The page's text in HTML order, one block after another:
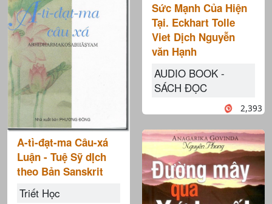
A-tì-đạt-ma Câu-xá
Luận - Tuệ Sỹ dỊch
theo Bản Sanskrit
Triết Học
Sức Mạnh Của Hiện
Tại. Eckhart Tolle
Viet Dịch Nguyễn
văn Hạnh
AUDIO BOOK -
SÁCH ĐỌC
2,393